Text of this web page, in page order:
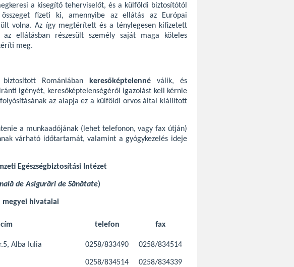
a kisegítő teherviselőt, és a külföldi biztosítótól
fizeti ki, amennyibe az ellátás az Európai
volna. Az így megtérített és a ténylegesen kifizetett
az ellátásban részesült személy saját maga köteles
meg.
Romániában keresőképtelenné válik, és
igényét, keresőképtelenségéről igazolást kell kérnie
az alapja ez a külföldi orvos által kiállított
a munkaadójának (lehet telefonon, vagy fax útján)
várható időtartamát, valamint a gyógykezelés ideje
Egészségbiztosítási Intézet
de Asigurări de Sănătate)
megyei hivatalai
cím telefon fax
Alba Iulia 0258/833490
0258/834514
0258/834514
0258/834339